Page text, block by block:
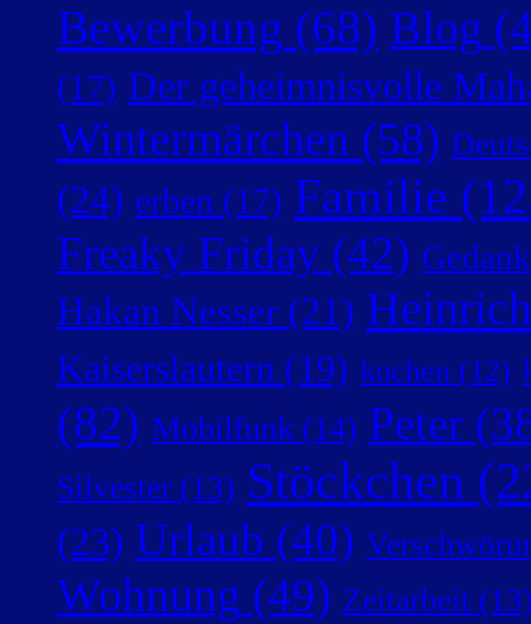
Bewerbung (68) Blog
(17) Der geheimnisvolle
Wintermärchen (58)
(24) erben (17) Familie
Freaky Friday (42)
Hakan Nesser (21)
Kaiserslautern (19) kochen (12)
(82) Mobilfunk (14) Peter
Silvester (13) Stöckchen
(23) Urlaub (40)
Wohnung (49) Zeitarbeit